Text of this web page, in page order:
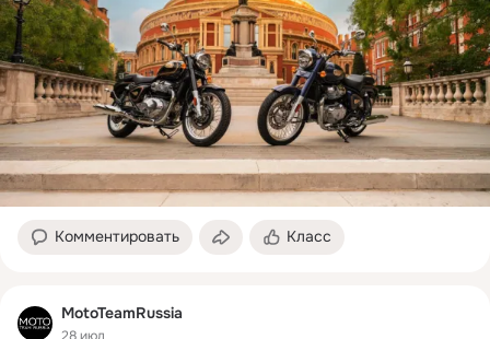
Комментировать Класс
MotoTeamRussia
28 июл